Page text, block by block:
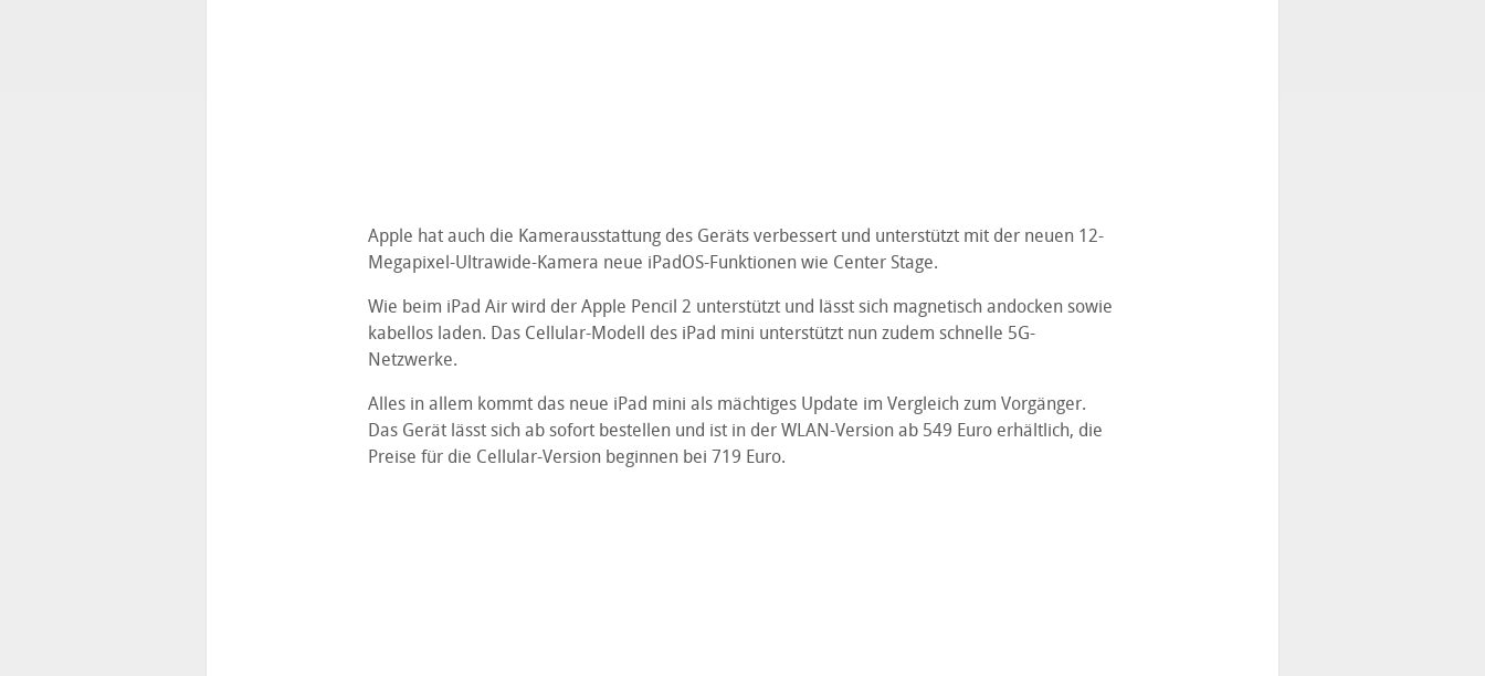
Apple hat auch die Kamerausstattung des Geräts verbessert und unterstützt mit der neuen 12-
Megapixel-Ultrawide-Kamera neue iPadOS-Funktionen wie Center Stage.
Wie beim iPad Air wird der Apple Pencil 2 unterstützt und lässt sich magnetisch andocken sowie
kabellos laden. Das Cellular-Modell des iPad mini unterstützt nun zudem schnelle 5G-
Netzwerke.
Alles in allem kommt das neue iPad mini als mächtiges Update im Vergleich zum Vorgänger.
Das Gerät lässt sich ab sofort bestellen und ist in der WLAN-Version ab 549 Euro erhältlich, die
Preise für die Cellular-Version beginnen bei 719 Euro.